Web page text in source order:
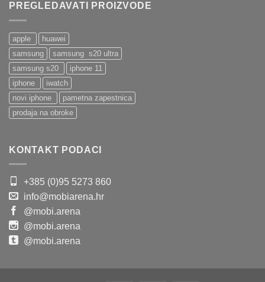
PREGLEDAVATI PROIZVODE
apple
huawei
samsung
samsung s20 ultra
samsung s20
iphone 11
iphone
iwatch
novi iphone
pametna zapestnica
prodaja na obroke
KONTAKT PODACI
+385 (0)95 5273 860
info@mobiarena.hr
@mobi.arena
@mobi.arena
@mobi.arena